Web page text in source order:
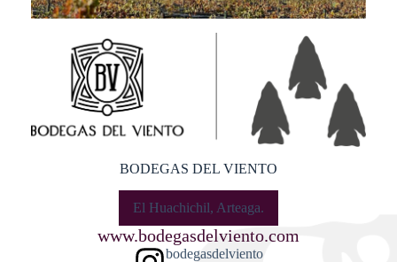
BODEGAS DEL VIENTO
El Huachichil, Arteaga.
www.bodegasdelviento.com
bodegasdelviento